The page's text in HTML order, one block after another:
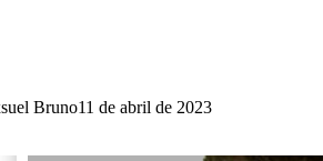
Bruno11 de abril de 2023